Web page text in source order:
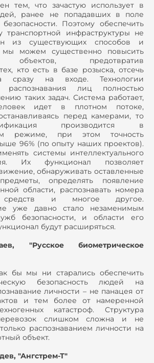
тем, что зачастую использует в
ранее не попадавших в поле
Поэтому обеспечить
транспортной инфраструктуры не
из существующих способов и
мы можем существенно повысить
объектов, предотвратив
кто есть в базе розыска, отсечь
сразу на входе. Технологии
распознавания лиц полностью
таких задач. Система работает,
идет в плотном потоке,
перед камерами, то
производится в
режиме, при этом точность
96% (по опыту наших проектов).
системы интеллектуального
Их функционал позволяет
обнаруживать оставленные
определять появление
области, распознавать номера
средств и многое другое.
уже давно стало незаменимым
безопасности, и области его
будут расширяться.
"Русское биометрическое
бы мы ни старались обеспечить
безопасность людей на
личности – не панацея от
и тем более от намеренной
катастроф. Структура
слишком сложна и не
распознаванием личности на
объект.
"Ангстрем-Т"